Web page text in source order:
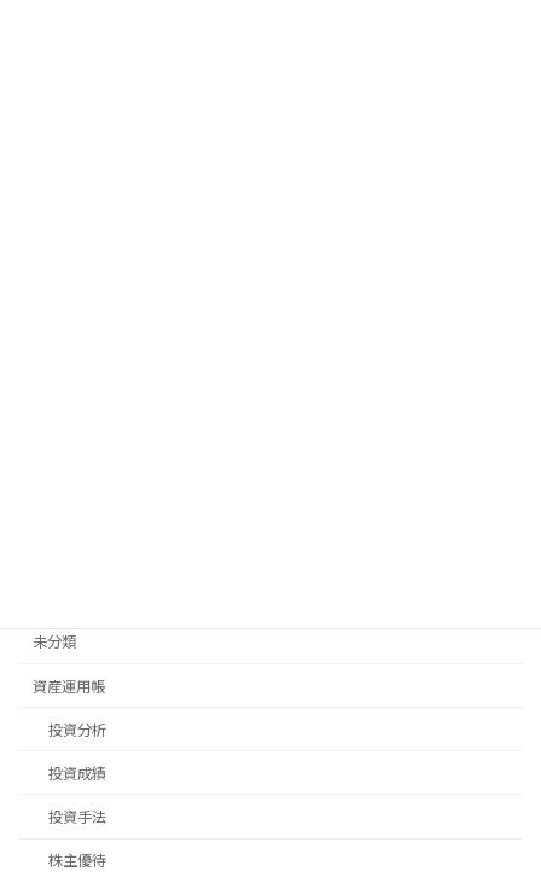
未分類
資産運用帳
投資分析
投資成績
投資手法
株主優待